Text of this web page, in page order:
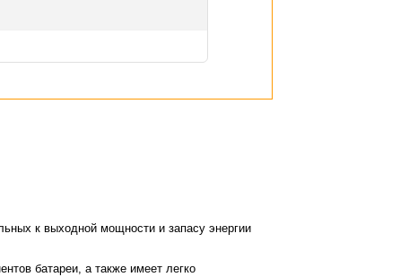
к выходной мощности и запасу энергии
батареи, а также имеет легко